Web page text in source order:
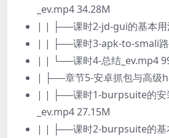
_ev.mp4 34.28M
| | ├──课时2-jd-gui的基本用
| | ├──课时3-apk-to-smali路
| | └──课时4-总结_ev.mp4
| ├──章节5-安卓抓包与高级
| | ├──课时1-burpsuite的安
_ev.mp4 27.15M
| | ├──课时2-burpsuite的基